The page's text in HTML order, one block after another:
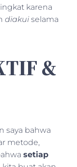
karena
diakui selama
&
saya bahwa
metode,
setiap